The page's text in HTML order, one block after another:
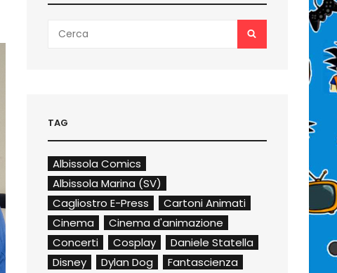
for:
TAG
Albissola Comics
Albissola Marina (SV)
Cagliostro E-Press
Cartoni Animati
Cinema
Cinema d'animazione
Concerti
Cosplay
Daniele Statella
Disney
Dylan Dog
Fantascienza